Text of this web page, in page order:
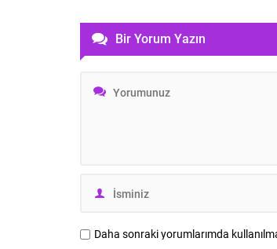
Bir Yorum Yazın
Daha sonraki yorumlarımda